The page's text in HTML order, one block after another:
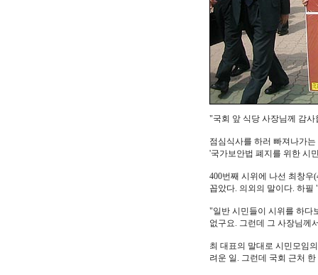
"국회 앞 식당 사장님께 감
점심식사를 하러 빠져나가
'국가보안법 폐지를 위한 시
400번째 시위에 나선 최창
꼽았다. 의외의 말이다. 하
"일반 시민들이 시위를 하다
없구요. 그런데 그 사장님께
최 대표의 말대로 시민모임
려운 일. 그런데 국회 근처